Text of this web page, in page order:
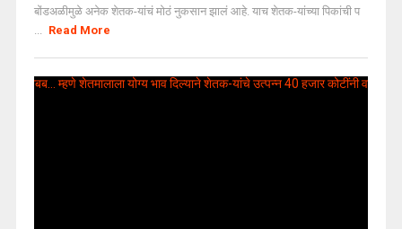
बोंडअळीमुळे अनेक शेतक-यांचं मोठं नुकसान झालं आहे. याच शेतक-यांच्या पिकांची प
... Read More